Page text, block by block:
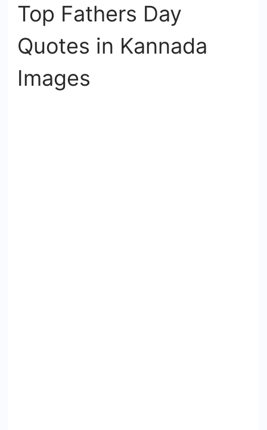
Top Fathers Day
Quotes in Kannada
Images